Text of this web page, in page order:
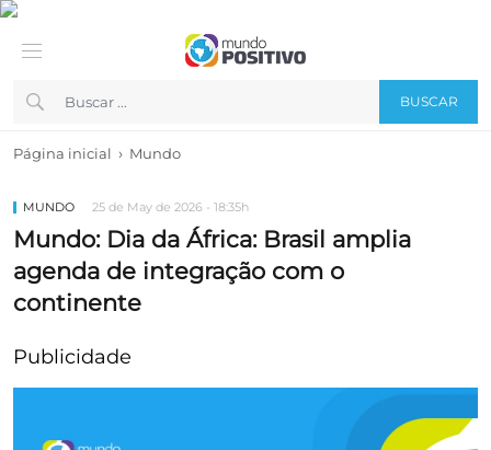
BUSCAR
Página inicial › Mundo
MUNDO 25 de May de 2026 - 18:35h
Mundo: Dia da África: Brasil amplia
agenda de integração com o
continente
Publicidade